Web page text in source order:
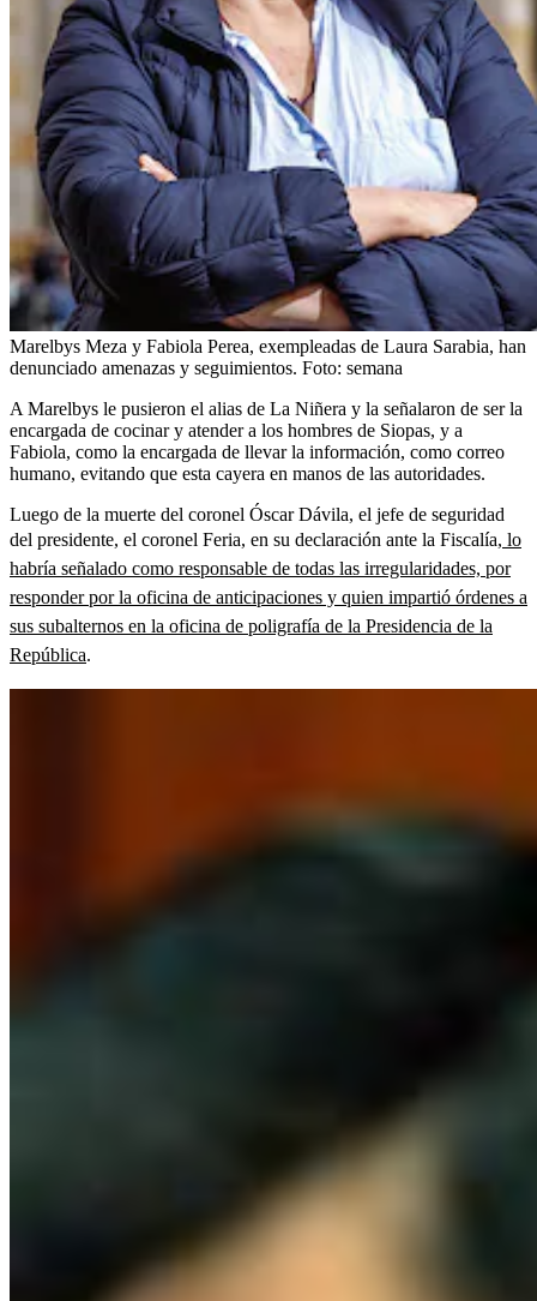
Marelbys Meza y Fabiola Perea, exempleadas de Laura Sarabia, han
denunciado amenazas y seguimientos. Foto: semana
A Marelbys le pusieron el alias de La Niñera y la señalaron de ser la
encargada de cocinar y atender a los hombres de Siopas, y a
Fabiola, como la encargada de llevar la información, como correo
humano, evitando que esta cayera en manos de las autoridades.
Luego de la muerte del coronel Óscar Dávila, el jefe de seguridad
del presidente, el coronel Feria, en su declaración ante la Fiscalía, lo
habría señalado como responsable de todas las irregularidades, por
responder por la oficina de anticipaciones y quien impartió órdenes a
sus subalternos en la oficina de poligrafía de la Presidencia de la
República.